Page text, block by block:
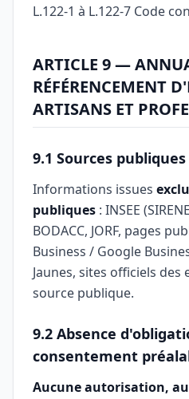
L.122-1 à L.122-7 Code
ARTICLE 9 —
RÉFÉRENCEMENT
ARTISANS ET
9.1 Sources publiques
Informations issues
publiques : INSEE
BODACC, JORF, pages
Business / Google
Jaunes, sites officiels
source publique.
9.2 Absence
consentement
Aucune autorisation,